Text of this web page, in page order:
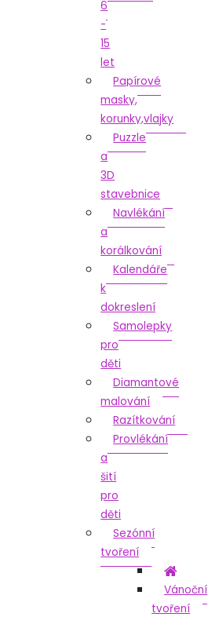
6
-
15
let
Papírové
masky,
korunky,vlajky
Puzzle
a
3D
stavebnice
Navlékání
a
korálkování
Kalendáře
k
dokreslení
Samolepky
pro
děti
Diamantové
malování
Razítkování
Provlékání
a
šití
pro
děti
Sezónní
tvoření
Vánoční
tvoření